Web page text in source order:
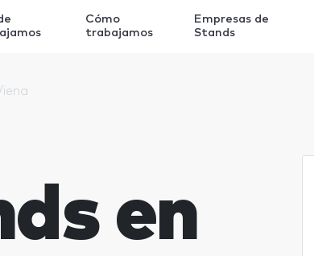
Cómo
trabajamos
Empresas de
Stands
en